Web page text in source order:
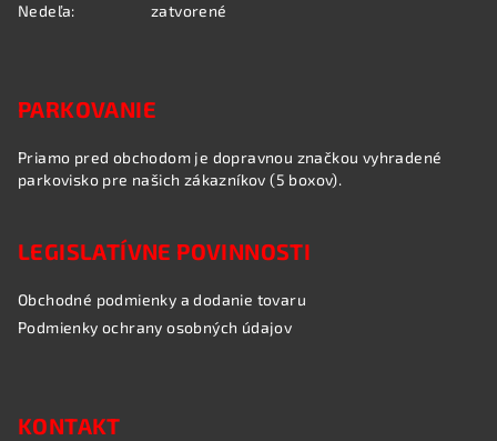
Nedeľa:
zatvorené
PARKOVANIE
Priamo pred obchodom je dopravnou značkou vyhradené
parkovisko pre našich zákazníkov (5 boxov).
LEGISLATÍVNE POVINNOSTI
Obchodné podmienky a dodanie tovaru
Podmienky ochrany osobných údajov
KONTAKT